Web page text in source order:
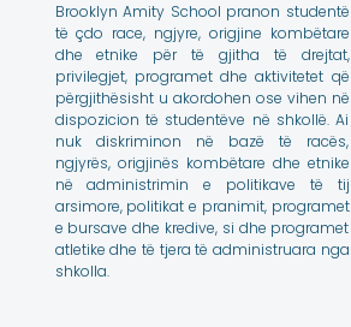
Brooklyn Amity School pranon studentë
të çdo race, ngjyre, origjine kombëtare
dhe etnike për të gjitha të drejtat,
privilegjet, programet dhe aktivitetet që
përgjithësisht u akordohen ose vihen në
dispozicion të studentëve në shkollë. Ai
nuk diskriminon në bazë të racës,
ngjyrës, origjinës kombëtare dhe etnike
në administrimin e politikave të tij
arsimore, politikat e pranimit, programet
e bursave dhe kredive, si dhe programet
atletike dhe të tjera të administruara nga
shkolla.